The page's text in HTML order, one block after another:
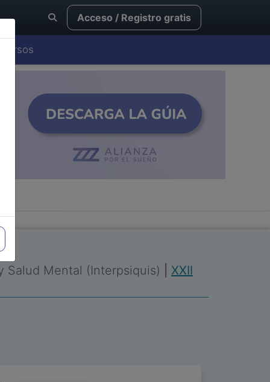
Acceso / Registro gratis
Cursos
Salud Mental (Interpsiquis) XXII